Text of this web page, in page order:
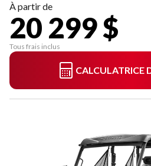
À partir de
20 299 $
Tous frais inclus
CALCULATRICE